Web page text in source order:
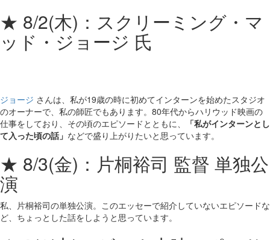
★ 8/2(木)：スクリーミング・マ
ッド・ジョージ 氏
ジョージ さんは、私が19歳の時に初めてインターンを始めたスタジオ
のオーナーで、私の師匠でもあります。80年代からハリウッド映画の
仕事をしており、その頃のエピソードとともに、
「私がインターンとし
て入った頃の話」 などで盛り上がりたいと思っています。
★ 8/3(金)：片桐裕司 監督 単独公
演
私、片桐裕司の単独公演。このエッセーで紹介していないエピソードな
ど、ちょっとした話をしようと思っています。